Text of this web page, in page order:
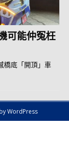
可能仲冤枉
橋底「開頂」車
WordPress